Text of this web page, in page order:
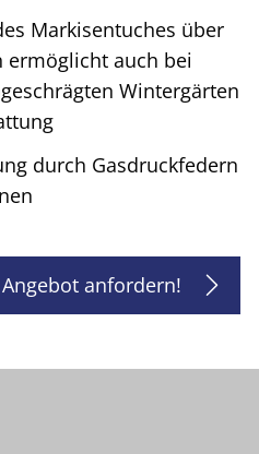
Markisentuches über
ermöglicht auch bei
Wintergärten
durch Gasdruckfedern
anfordern!